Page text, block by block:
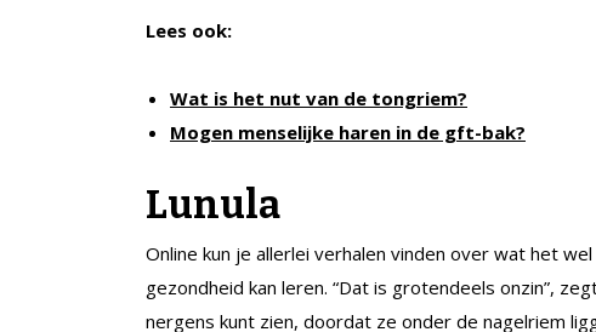
Lees ook:
Wat is het nut van de tongriem?
Mogen menselijke haren in de gft-bak?
Lunula
Online kun je allerlei verhalen vinden over wat het
gezondheid kan leren. “Dat is grotendeels onzin”,
nergens kunt zien, doordat ze onder de nagelriem